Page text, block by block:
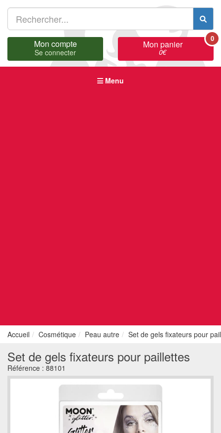
Mon compte
Se connecter
Mon panier
0€
0
Menu
Accueil Cosmétique Peau autre Set de gels fixateurs pour
Set de gels fixateurs pour paillettes
Référence : 88101